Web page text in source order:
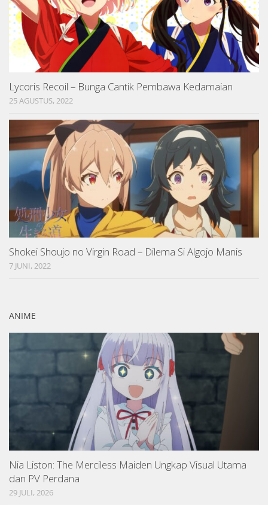
Lycoris Recoil – Bunga Cantik Pembawa Kedamaian
25 AGUSTUS, 2022
Shokei Shoujo no Virgin Road – Dilema Si Algojo Manis
7 JUNI, 2022
ANIME
Nia Liston: The Merciless Maiden Ungkap Visual Utama
dan PV Perdana
29 JULI, 2026